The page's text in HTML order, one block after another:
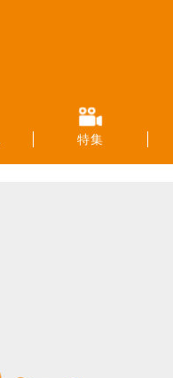
特集